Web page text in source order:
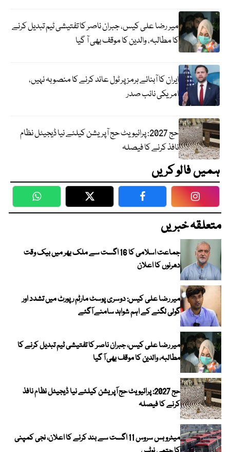
میر رضا علی کیس، جبران ناصر کا تفتیشی ٹیم تبدیل کرنے
کا مطالبہ، والدین کا موقف بھی آ گیا
ایران کا آبنائے ہرمز پر ٹول عائد کرنے کا منصوبہ نہیں،
امریکی نائب صدر
حج 2027: پرائیویٹ حج آپریشن کیلئے نیا ڈیجیٹل نظام
نافذ کرنے کا فیصلہ
ہمیں فالو کریں
WhatsApp Twitter Facebook
متعلقہ خبریں
جماعت اسلامی کا 16 اگست سے ملک بھر میں بیک وقت
دھرنوں کا اعلان
میر رضا علی کیس: دوسری پوسٹ مارٹم رپورٹ میں تشدد اور
گولی لگنے کے اہم شواہد سامنے آگئے
میر رضا علی کیس، جبران ناصر کا تفتیشی ٹیم تبدیل کرنے کا
مطالبہ، والدین کا موقف بھی آ گیا
حج 2027: پرائیویٹ حج آپریشن کیلئے نیا ڈیجیٹل نظام نافذ
کرنے کا فیصلہ
میٹرو بس سروس 11 اگست سے بند کرنے کا اعلان، نجی کمپنی